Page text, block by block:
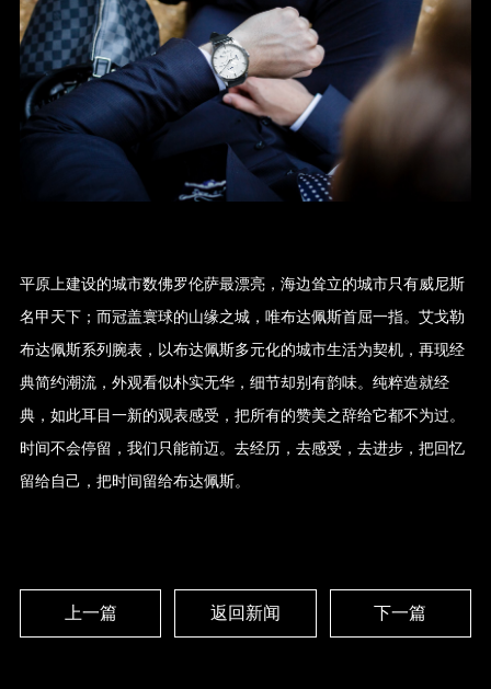
平原上建设的城市数佛罗伦萨最漂亮，海边耸立的城市只有威尼斯
名甲天下；而冠盖寰球的山缘之城，唯布达佩斯首屈一指。艾戈勒
布达佩斯系列腕表，以布达佩斯多元化的城市生活为契机，再现经
典简约潮流，外观看似朴实无华，细节却别有韵味。纯粹造就经
典，如此耳目一新的观表感受，把所有的赞美之辞给它都不为过。
时间不会停留，我们只能前迈。去经历，去感受，去进步，把回忆
留给自己，把时间留给布达佩斯。
上一篇 返回新闻 下一篇